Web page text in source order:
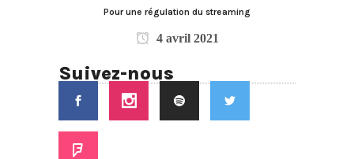
Pour une régulation du streaming
4 avril 2021
Suivez-nous